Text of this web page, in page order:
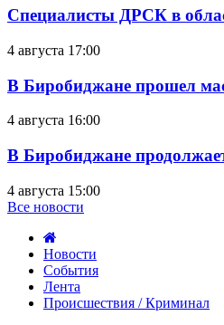
Специалисты ДРСК в
4 августа 17:00
В Биробиджане прошел
4 августа 16:00
В Биробиджане
4 августа 15:00
Все новости
Новости
События
Лента
Происшествия / Криминал